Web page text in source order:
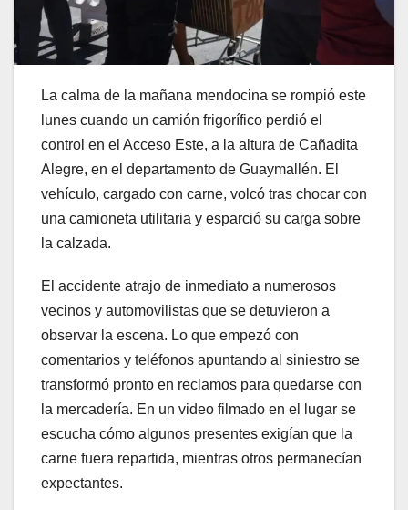
La calma de la mañana mendocina se rompió este
lunes cuando un camión frigorífico perdió el
control en el Acceso Este, a la altura de Cañadita
Alegre, en el departamento de Guaymallén. El
vehículo, cargado con carne, volcó tras chocar con
una camioneta utilitaria y esparció su carga sobre
la calzada.
El accidente atrajo de inmediato a numerosos
vecinos y automovilistas que se detuvieron a
observar la escena. Lo que empezó con
comentarios y teléfonos apuntando al siniestro se
transformó pronto en reclamos para quedarse con
la mercadería. En un video filmado en el lugar se
escucha cómo algunos presentes exigían que la
carne fuera repartida, mientras otros permanecían
expectantes.